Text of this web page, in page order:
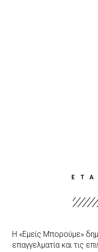
Η «Εμείς Μπορούμε»
επαγγελματία και τις